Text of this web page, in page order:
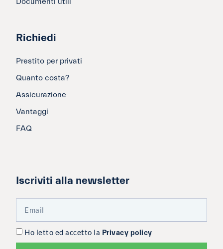
Richiedi
Prestito per privati
Quanto costa?
Assicurazione
Vantaggi
FAQ
Iscriviti alla newsletter
Ho letto ed accetto la Privacy policy